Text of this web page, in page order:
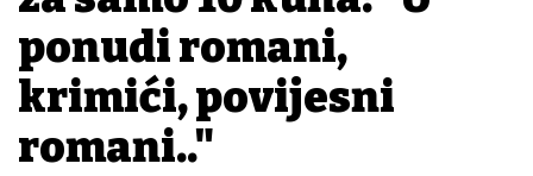
ponudi romani,
krimići, povijesni
romani.."